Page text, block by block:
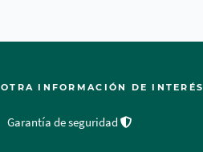
OTRA INFORMACIÓN DE INTERÉS
Garantía de seguridad